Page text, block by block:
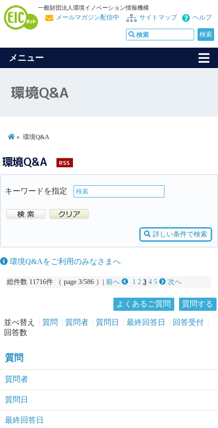
一般財団法人環境イノベーション情報機構
ヘルプ
サイトマップ
メールマガジン配信中
メニュー
環境Q&A
環境Q&A
環境Q&A RSS
キーワードを指定
詳しい条件で検索
環境Q&Aをご利用のみなさまへ
総件数 11716件 （ page 3/586 ）| 前へ 1 2 3 4 5 次へ
よくあるご質問 質問する
並べ替え 質問 質問者 質問日 最終回答日
回答受付
回答数
質問
質問者
質問日
最終回答日